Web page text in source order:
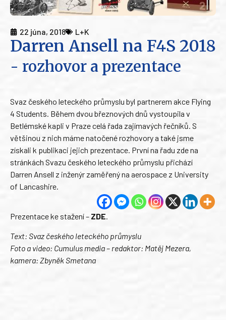
22 júna, 2018 L+K
Darren Ansell na F4S 2018
- rozhovor a prezentace
Svaz českého leteckého průmyslu byl partnerem akce Flying
4 Students. Během dvou březnových dnů vystoupila v
Betlémské kapli v Praze celá řada zajímavých řečníků. S
většinou z nich máme natočené rozhovory a také jsme
získali k publikaci jejich prezentace. První na řadu zde na
stránkách Svazu českého leteckého průmyslu přichází
Darren Ansell z inženýr zaměřený na aerospace z University
of Lancashire.
Prezentace ke stažení – ZDE.
Text: Svaz českého leteckého průmyslu
Foto a video: Cumulus media – redaktor: Matěj Mezera,
kamera: Zbyněk Smetana